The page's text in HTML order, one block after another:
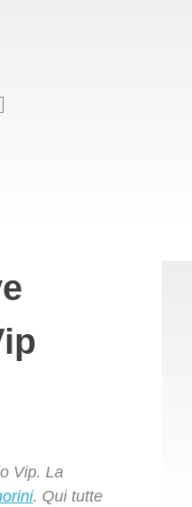
Vip. La
. Qui tutte